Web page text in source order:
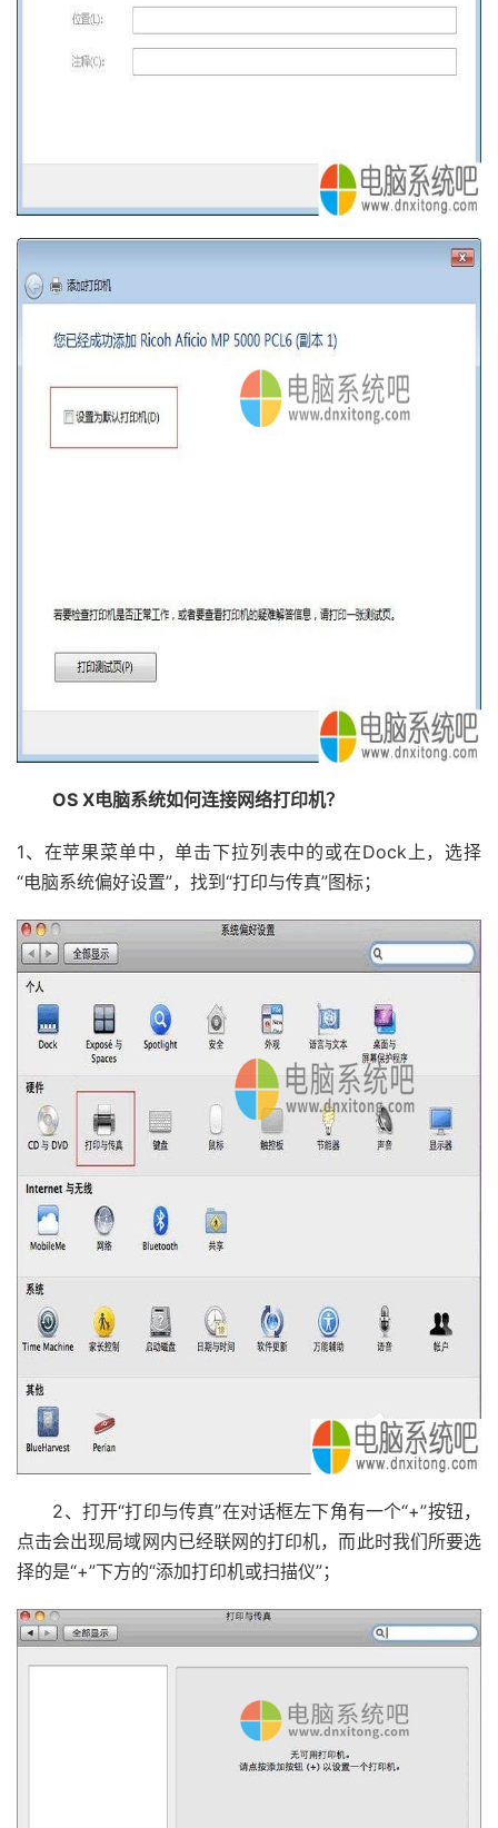
OS X电脑系统如何连接网络打印机？
1、在苹果菜单中，单击下拉列表中的或在Dock上，选择
“电脑系统偏好设置”，找到“打印与传真”图标；
2、打开“打印与传真”在对话框左下角有一个“+”按钮，
点击会出现局域网内已经联网的打印机，而此时我们所要选
择的是“+”下方的“添加打印机或扫描仪”；